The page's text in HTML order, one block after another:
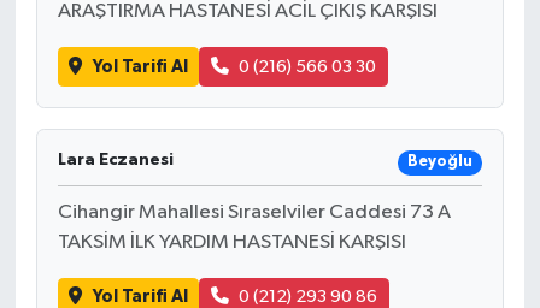
ARAŞTIRMA HASTANESİ ACİL ÇIKIŞ KARŞISI
Yol Tarifi Al 0 (216) 566 03 30
Lara Eczanesi Beyoğlu
Cihangir Mahallesi Sıraselviler Caddesi 73 A
TAKSİM İLK YARDIM HASTANESİ KARŞISI
Yol Tarifi Al 0 (212) 293 90 86